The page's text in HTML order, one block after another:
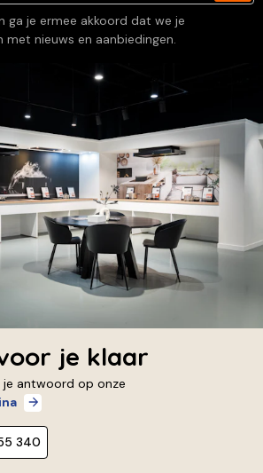
ga je ermee akkoord dat we je
met nieuws en aanbiedingen.
je klaar
je antwoord op onze
340